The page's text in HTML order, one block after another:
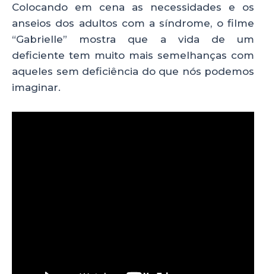
Colocando em cena as necessidades e os
anseios dos adultos com a síndrome, o filme
“Gabrielle” mostra que a vida de um
deficiente tem muito mais semelhanças com
aqueles sem deficiência do que nós podemos
imaginar.